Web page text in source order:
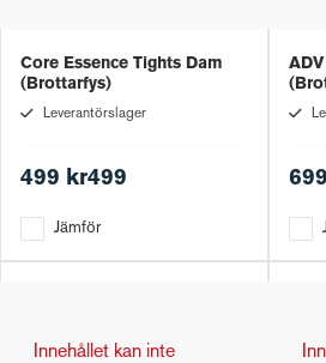
Core Essence Tights Dam
(Brottarfys)
Leverantörslager
499 kr499
Jämför
Innehållet kan inte